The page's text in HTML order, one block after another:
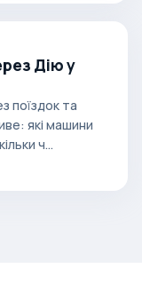
Дію у
поїздок та
які машини
ч...